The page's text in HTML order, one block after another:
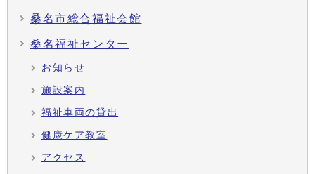
桑名市総合福祉会館
桑名福祉センター
お知らせ
施設案内
福祉車両の貸出
健康ケア教室
アクセス